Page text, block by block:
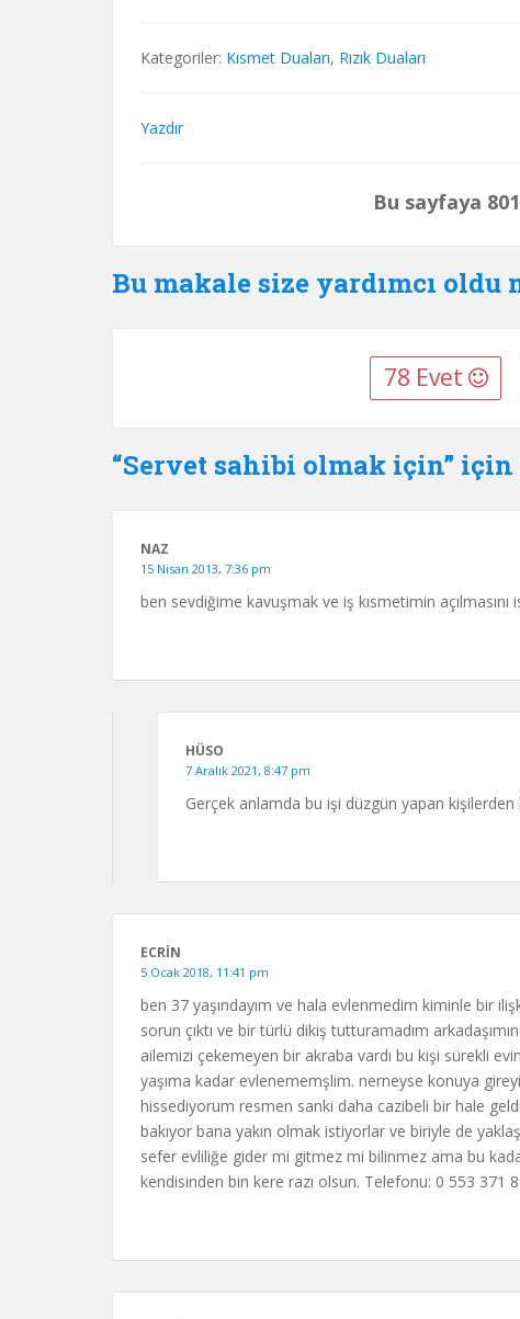
Kategoriler: Kısmet Duaları, Rızık Duaları
Yazdır
Bu sayfaya
Bu makale size yardımcı oldu
78 Evet
“Servet sahibi olmak için”
NAZ
15 Nisan 2013, 7:36 pm
ben sevdiğime kavuşmak ve iş kısmetimin açılmasını
HÜSO
7 Aralık 2021, 8:47 pm
Gerçek anlamda bu işi düzgün yapan
ECRIN
5 Ocak 2018, 11:41 pm
ben 37 yaşındayım ve hala evlenmedim kiminle bir
sorun çıktı ve bir türlü dikiş tutturamadım
ailemizi çekemeyen bir akraba vardı bu kişi sürekli
yaşıma kadar evlenememşlim. nerneyse konuya
hissediyorum resmen sanki daha cazibeli bir hale
bakıyor bana yakın olmak istiyorlar ve biriyle de
sefer evliliğe gider mi gitmez mi bilinmez ama bu
kendisinden bin kere razı olsun. Telefonu: 0 553 371